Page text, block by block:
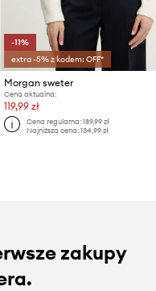
-11%
extra -5% z kodem: OFF*
Morgan sweter
Cena aktualna:
119,99 zł
Cena regularna: 189,99 zł
Najniższa cena: 134,99 zł
zakupy